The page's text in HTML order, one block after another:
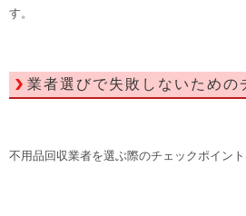
す。
業者選びで失敗しないための
不用品回収業者を選ぶ際のチェックポイント